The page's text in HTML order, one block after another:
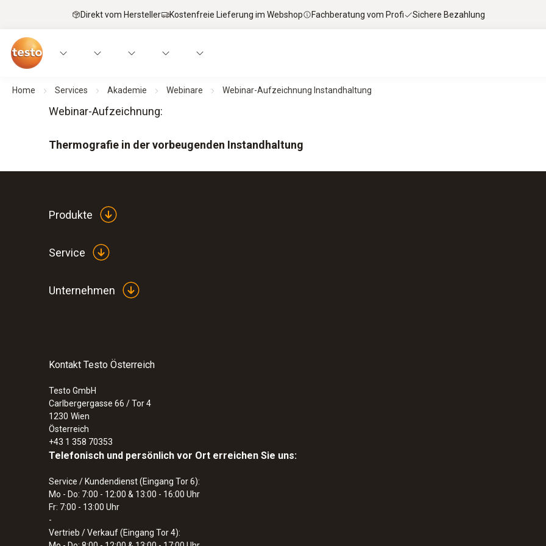
Direkt vom Hersteller Kostenfreie Lieferung im Webshop Fachberatung vom Profi Sichere Bezahlung
Home Services Akademie Webinare Webinar-Aufzeichnung Instandhaltung
Webinar-Aufzeichnung:
Thermografie in der vorbeugenden Instandhaltung
Produkte
Service
Unternehmen
Kontakt Testo Österreich
Testo GmbH
Carlbergergasse 66 / Tor 4
1230 Wien
Österreich
+43 1 358 70353
Telefonisch und persönlich vor Ort erreichen Sie uns:
Service / Kundendienst (Eingang Tor 6):
Mo - Do: 7:00 - 12:00 & 13:00 - 16:00 Uhr
Fr: 7:00 - 13:00 Uhr
-
Vertrieb / Verkauf (Eingang Tor 4):